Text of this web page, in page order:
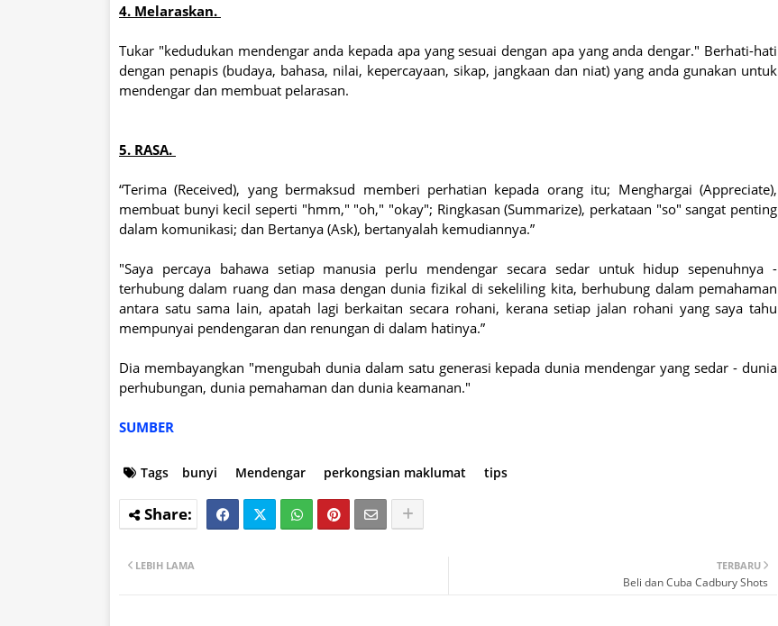
4. Melaraskan.
Tukar "kedudukan mendengar anda kepada apa yang sesuai dengan apa yang anda dengar." Berhati-hati
dengan penapis (budaya, bahasa, nilai, kepercayaan, sikap, jangkaan dan niat) yang anda gunakan untuk
mendengar dan membuat pelarasan.
5. RASA.
“Terima (Received), yang bermaksud memberi perhatian kepada orang itu; Menghargai (Appreciate),
membuat bunyi kecil seperti "hmm," "oh," "okay"; Ringkasan (Summarize), perkataan "so" sangat penting
dalam komunikasi; dan Bertanya (Ask), bertanyalah kemudiannya.”
"Saya percaya bahawa setiap manusia perlu mendengar secara sedar untuk hidup sepenuhnya -
terhubung dalam ruang dan masa dengan dunia fizikal di sekeliling kita, berhubung dalam pemahaman
antara satu sama lain, apatah lagi berkaitan secara rohani, kerana setiap jalan rohani yang saya tahu
mempunyai pendengaran dan renungan di dalam hatinya.”
Dia membayangkan "mengubah dunia dalam satu generasi kepada dunia mendengar yang sedar - dunia
perhubungan, dunia pemahaman dan dunia keamanan."
SUMBER
Tags bunyi Mendengar perkongsian maklumat tips
TERBARU
Beli dan Cuba Cadbury Shots
LEBIH LAMA